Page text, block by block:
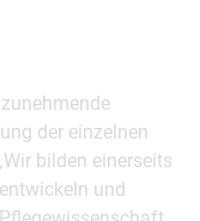
der einzelnen
bilden einerseits
und